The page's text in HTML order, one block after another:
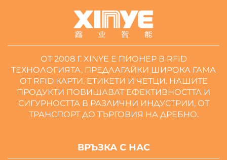
ОТ 2008 Г. XINYE Е ПИОНЕР В RFID
ТЕХНОЛОГИЯТА, ПРЕДЛАГАЙКИ ШИРОКА ГАМА
ОТ RFID КАРТИ, ЕТИКЕТИ И ЧЕТЦИ. НАШИТЕ
ПРОДУКТИ ПОВИШАВАТ ЕФЕКТИВНОСТТА И
СИГУРНОСТТА В РАЗЛИЧНИ ИНДУСТРИИ, ОТ
ТРАНСПОРТ ДО ТЪРГОВИЯ НА ДРЕБНО.
ВРЪЗКА С НАС